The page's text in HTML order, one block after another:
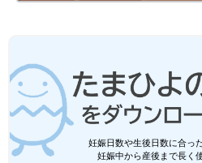
妊娠日数や生後日数に合っ
妊娠中から産後まで長く